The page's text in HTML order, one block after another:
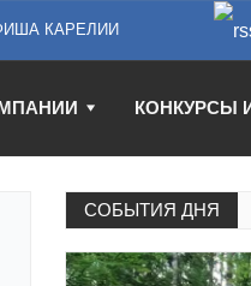
КАРЕЛИИ
КОНКУРСЫ
СОБЫТИЯ ДНЯ